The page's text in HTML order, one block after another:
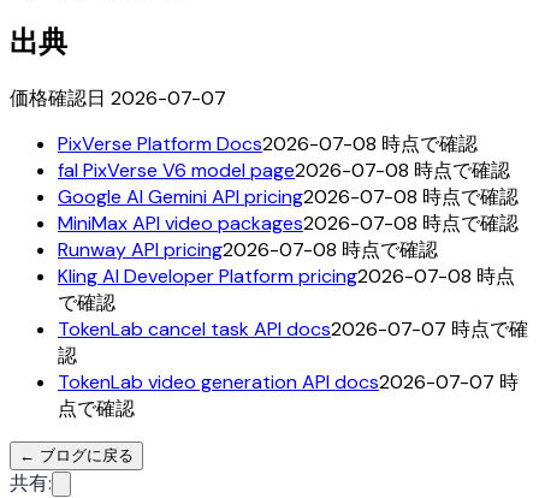
出典
価格確認日 2026-07-07
PixVerse Platform Docs2026-07-08 時点で確認
fal PixVerse V6 model page2026-07-08 時点で確認
Google AI Gemini API pricing2026-07-08 時点で確認
MiniMax API video packages2026-07-08 時点で確認
Runway API pricing2026-07-08 時点で確認
Kling AI Developer Platform pricing2026-07-08 時点
で確認
TokenLab cancel task API docs2026-07-07 時点で確
認
TokenLab video generation API docs2026-07-07 時
点で確認
← ブログに戻る
共有: